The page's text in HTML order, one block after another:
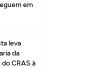
em
leva
da
CRAS à